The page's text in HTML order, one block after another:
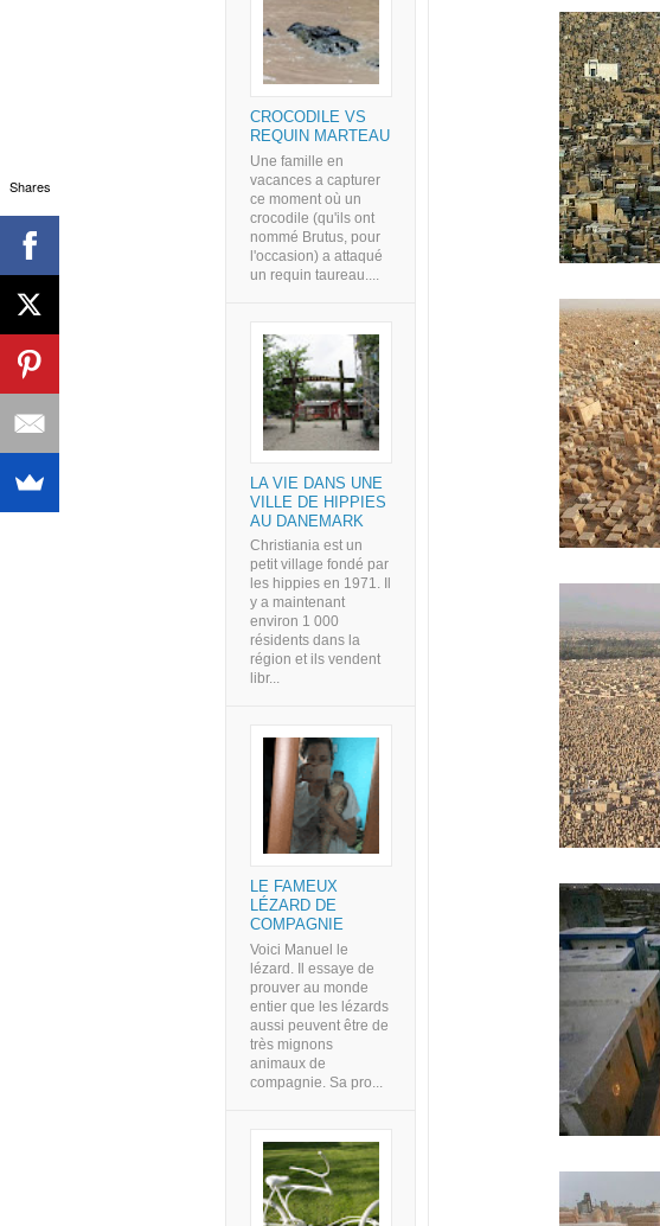
CROCODILE VS
REQUIN MARTEAU
Une famille en
vacances a capturer
ce moment où un
crocodile (qu'ils ont
nommé Brutus, pour
l'occasion) a attaqué
un requin taureau....
LA VIE DANS UNE
VILLE DE HIPPIES
AU DANEMARK
Christiania est un
petit village fondé par
les hippies en 1971. Il
y a maintenant
environ 1 000
résidents dans la
région et ils vendent
libr...
LE FAMEUX
LÉZARD DE
COMPAGNIE
Voici Manuel le
lézard. Il essaye de
prouver au monde
entier que les lézards
aussi peuvent être de
très mignons
animaux de
compagnie. Sa pro...
Shares